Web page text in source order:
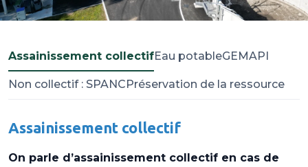
Assainissement collectifEau potableGEMAPI
Non collectif : SPANC Préservation de la ressource
Assainissement collectif
On parle d’assainissement collectif en cas de